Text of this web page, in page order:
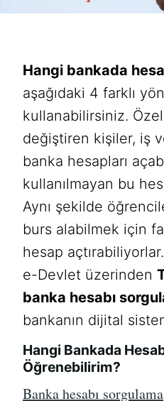
Hangi bankada
aşağıdaki 4 farklı
kullanabilirsiniz.
değiştiren kişiler, iş
banka hesapları
kullanılmayan bu
Aynı şekilde
burs alabilmek için
hesap
e-Devlet üzerinden
banka hesabı
bankanın dijital
Hangi Bankada
Öğrenebilirim?
Banka hesabı sorgulama